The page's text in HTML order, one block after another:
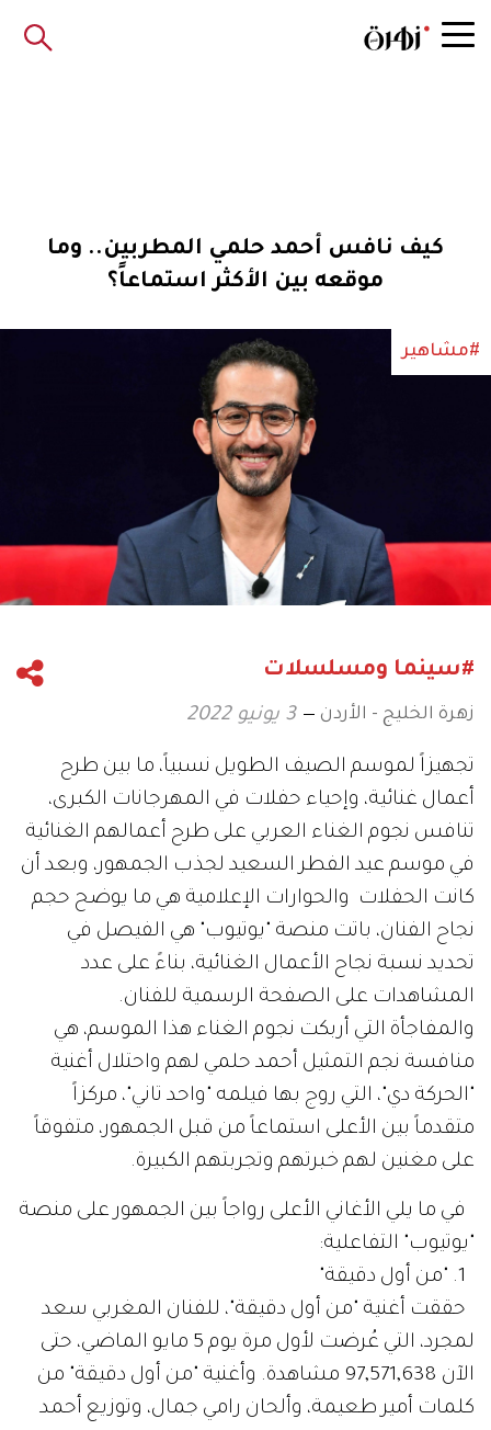
كيف نافس أحمد حلمي المطربين.. وما
موقعه بين الأكثر استماعاً؟
#مشاهير
#سينما ومسلسلات
زهرة الخليج - الأردن 3 يونيو 2022
تجهيزاً لموسم الصيف الطويل نسبياً، ما بين طرح
أعمال غنائية، وإحياء حفلات في المهرجانات الكبرى،
تنافس نجوم الغناء العربي على طرح أعمالهم الغنائية
في موسم عيد الفطر السعيد لجذب الجمهور، وبعد أن
كانت الحفلات والحوارات الإعلامية هي ما يوضح حجم
نجاح الفنان، باتت منصة "يوتيوب" هي الفيصل في
تحديد نسبة نجاح الأعمال الغنائية، بناءً على عدد
المشاهدات على الصفحة الرسمية للفنان.
والمفاجأة التي أربكت نجوم الغناء هذا الموسم، هي
منافسة نجم التمثيل أحمد حلمي لهم واحتلال أغنية
"الحركة دي"، التي روج بها فيلمه "واحد تاني"، مركزاً
متقدماً بين الأعلى استماعاً من قبل الجمهور، متفوقاً
على مغنين لهم خبرتهم وتجربتهم الكبيرة.
في ما يلي الأغاني الأعلى رواجاً بين الجمهور على منصة
"يوتيوب" التفاعلية:
حققت أغنية "من أول دقيقة"، للفنان المغربي سعد
لمجرد، التي عُرضت لأول مرة يوم 5 مايو الماضي، حتى
الآن 97,571,638 مشاهدة. وأغنية "من أول دقيقة" من
كلمات أمير طعيمة، وألحان رامي جمال، وتوزيع أحمد